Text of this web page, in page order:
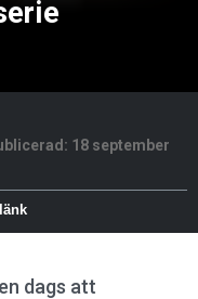
18 september
dags att